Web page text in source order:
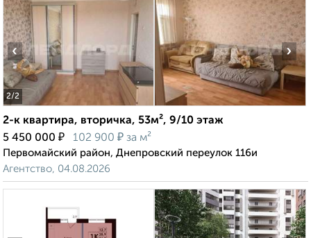
2/2
‹ ›
2-к квартира, вторичка, 53м², 9/10 этаж
5 450 000 ₽ 102 900 ₽ за м²
Первомайский район, Днепровский переулок 116и
Агентство, 04.08.2026